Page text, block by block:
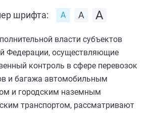
шрифта:
власти субъектов
Федерации, осуществляющие
контроль в сфере перевозок
и багажа автомобильным
и городским наземным
транспортом, рассматривают